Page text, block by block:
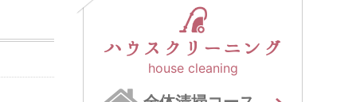
ハウスクリーニング
house cleaning